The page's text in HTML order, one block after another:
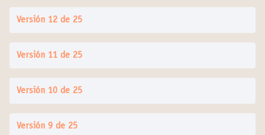
Versión 12 de 25
Versión 11 de 25
Versión 10 de 25
Versión 9 de 25